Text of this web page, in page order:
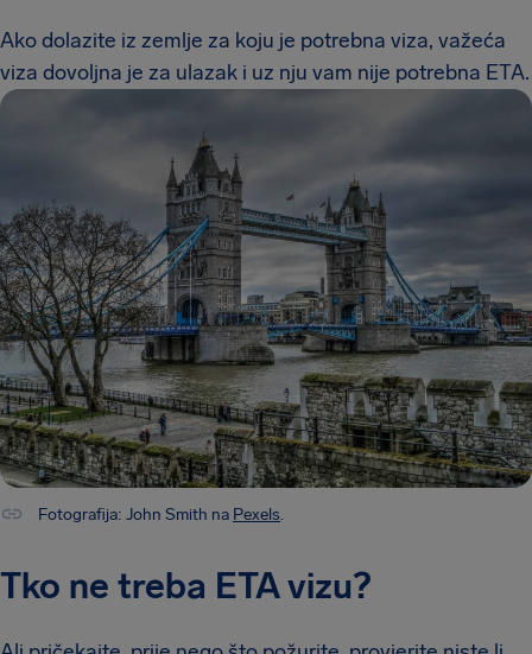
Ako dolazite iz zemlje za koju je potrebna viza, važeća
viza dovoljna je za ulazak i uz nju vam nije potrebna ETA.
Fotografija: John Smith na Pexels.
Tko ne treba ETA vizu?